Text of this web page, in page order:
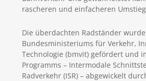
rascheren und einfacheren
Die überdachten Radständer
Bundesministeriums für Verkehr,
Technologie (bmvit) gefördert und
Programms – Intermodale
Radverkehr (ISR) – abgewickelt